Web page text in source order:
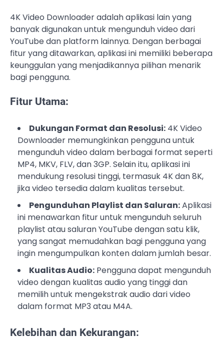
4K Video Downloader adalah aplikasi lain yang
banyak digunakan untuk mengunduh video dari
YouTube dan platform lainnya. Dengan berbagai
fitur yang ditawarkan, aplikasi ini memiliki beberapa
keunggulan yang menjadikannya pilihan menarik
bagi pengguna.
Fitur Utama:
Dukungan Format dan Resolusi: 4K Video
Downloader memungkinkan pengguna untuk
mengunduh video dalam berbagai format seperti
MP4, MKV, FLV, dan 3GP. Selain itu, aplikasi ini
mendukung resolusi tinggi, termasuk 4K dan 8K,
jika video tersedia dalam kualitas tersebut.
Pengunduhan Playlist dan Saluran:Aplikasi
ini menawarkan fitur untuk mengunduh seluruh
playlist atau saluran YouTube dengan satu klik,
yang sangat memudahkan bagi pengguna yang
ingin mengumpulkan konten dalam jumlah besar.
Kualitas Audio: Pengguna dapat mengunduh
video dengan kualitas audio yang tinggi dan
memilih untuk mengekstrak audio dari video
dalam format MP3 atau M4A.
Kelebihan dan Kekurangan: